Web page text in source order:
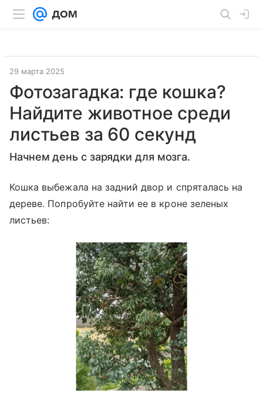
29 марта 2025
Фотозагадка: где кошка?
Найдите животное среди
листьев за 60 секунд
Начнем день с зарядки для мозга.
Кошка выбежала на задний двор и спряталась на
дереве. Попробуйте найти ее в кроне зеленых
листьев: